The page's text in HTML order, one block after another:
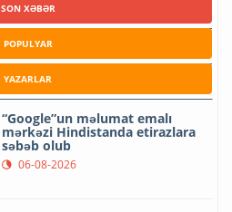
SON XƏBƏR
POPULYAR
YAZARLAR
“Google”un məlumat emalı
mərkəzi Hindistanda etirazlara
səbəb olub
06-08-2026